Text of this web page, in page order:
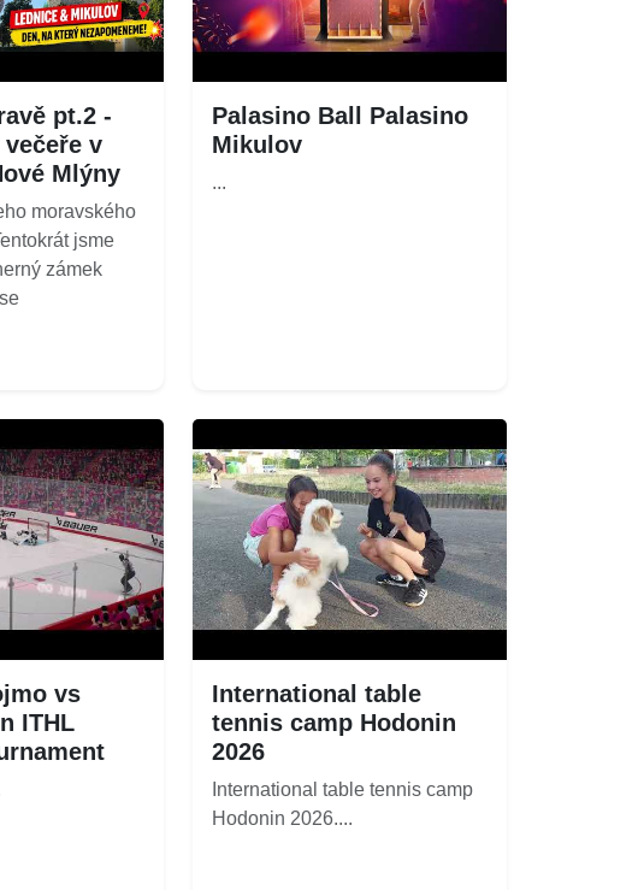
pt.2 -
v
Mlýny
moravského
jsme
zámek
Palasino Ball Palasino
Mikulov
...
vs
ITHL
International table
tennis camp Hodonin
2026
International table tennis camp
Hodonin 2026....